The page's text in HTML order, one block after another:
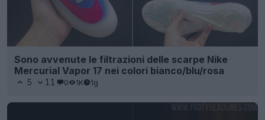
Sono avvenute le filtrazioni delle scarpe Nike
Mercurial Vapor 17 nei colori bianco/blu/rosa
5 11 0 1K 1g